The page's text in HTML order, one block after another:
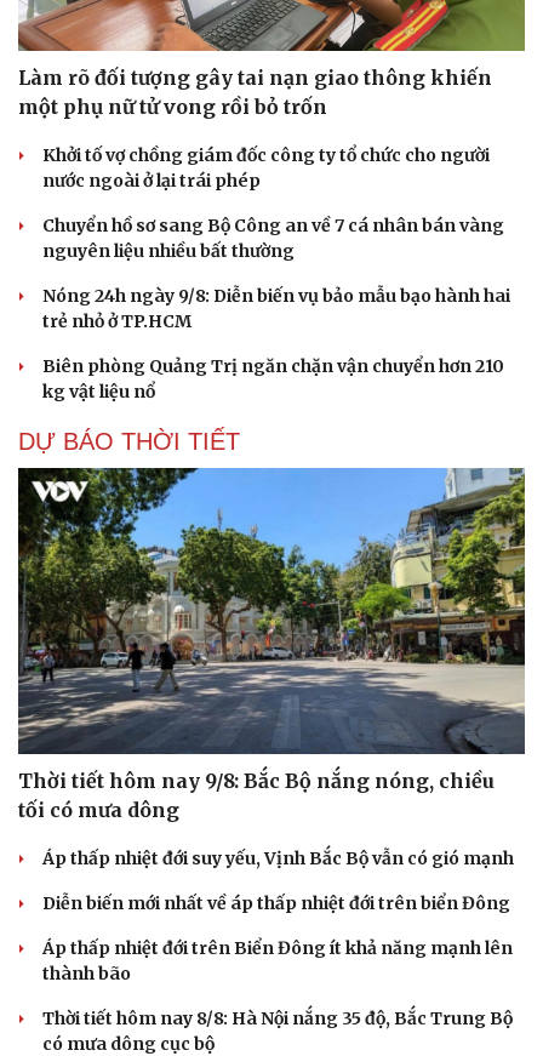
Sân khấu - Điện ảnh
Văn học
Âm nhạc
Di sản
Thời trang
Làm rõ đối tượng gây tai nạn giao thông khiến
một phụ nữ tử vong rồi bỏ trốn
Khởi tố vợ chồng giám đốc công ty tổ chức cho người
nước ngoài ở lại trái phép
Chuyển hồ sơ sang Bộ Công an về 7 cá nhân bán vàng
nguyên liệu nhiều bất thường
Nóng 24h ngày 9/8: Diễn biến vụ bảo mẫu bạo hành hai
trẻ nhỏ ở TP.HCM
Biên phòng Quảng Trị ngăn chặn vận chuyển hơn 210
kg vật liệu nổ
DỰ BÁO THỜI TIẾT
Thời tiết hôm nay 9/8: Bắc Bộ nắng nóng, chiều
tối có mưa dông
Áp thấp nhiệt đới suy yếu, Vịnh Bắc Bộ vẫn có gió mạnh
Diễn biến mới nhất về áp thấp nhiệt đới trên biển Đông
Áp thấp nhiệt đới trên Biển Đông ít khả năng mạnh lên
thành bão
Thời tiết hôm nay 8/8: Hà Nội nắng 35 độ, Bắc Trung Bộ
có mưa dông cục bộ